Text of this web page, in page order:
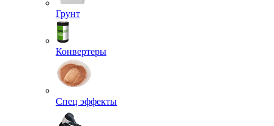
Грунт
Конвертеры
Спец эффекты